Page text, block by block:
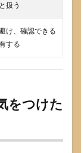
扱う
け、確認できる
する
をつけた